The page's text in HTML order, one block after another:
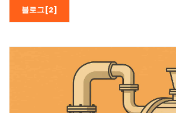
블로그[2]